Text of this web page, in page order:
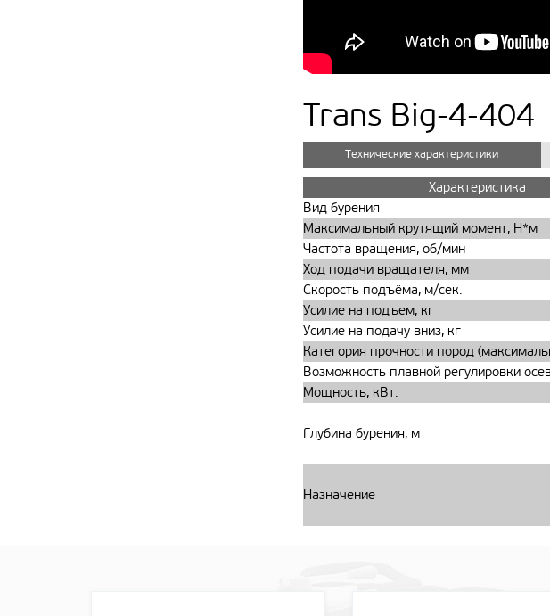
Trans Big-4-404
Технические характеристики
Характеристика
Вид бурения
Максимальный крутящий момент, Н*м
Частота вращения, об/мин
Ход подачи вращателя, мм
Скорость подъёма, м/сек.
Усилие на подъем, кг
Усилие на подачу вниз, кг
Категория прочности пород
Возможность плавной регулировки
Мощность, кВт.
Глубина бурения, м
Назначение